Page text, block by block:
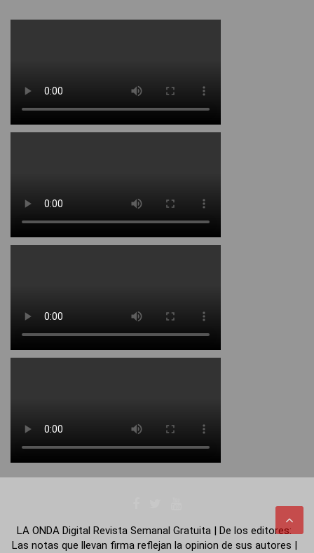
LA ONDA Digital Revista Semanal Gratuita | De los editores:
Las notas que llevan firma reflejan la opinion de sus autores |